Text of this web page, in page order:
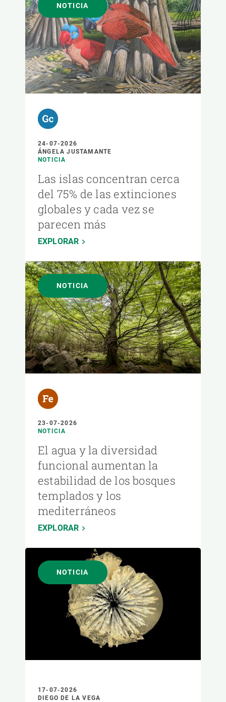
NOTICIA
24-07-2026
ÁNGELA JUSTAMANTE
NOTICIA
Las islas concentran cerca
del 75% de las extinciones
globales y cada vez se
parecen más
EXPLORAR
NOTICIA
23-07-2026
NOTICIA
El agua y la diversidad
funcional aumentan la
estabilidad de los bosques
templados y los
mediterráneos
EXPLORAR
NOTICIA
17-07-2026
DIEGO DE LA VEGA